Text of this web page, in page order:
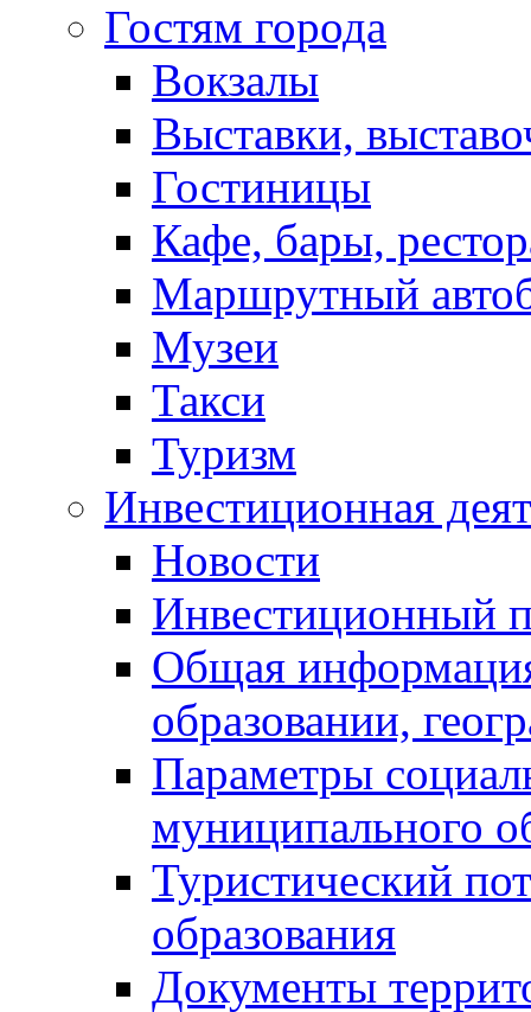
Гостям города
Вокзалы
Выставки,
Гостиницы
Кафе, бары,
Маршрутный
Музеи
Такси
Туризм
Инвестиционная
Новости
Инвестиционный
Общая
образовании,
Параметры
муниципального
Туристический
образования
Документы